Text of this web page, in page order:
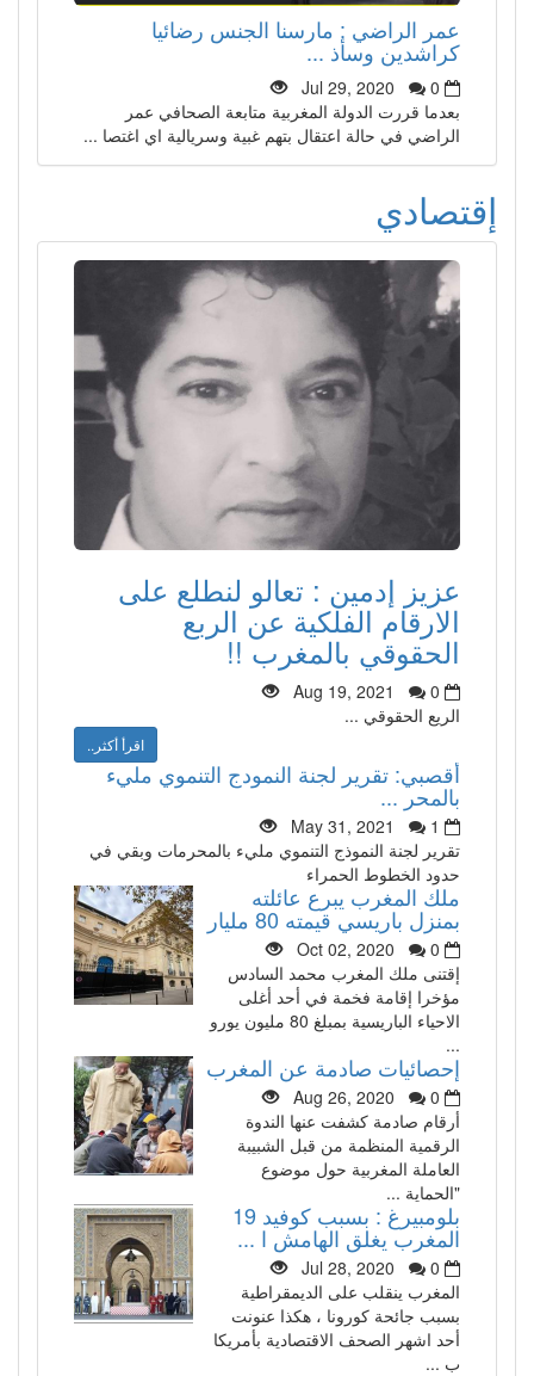
عمر الراضي : مارسنا الجنس رضائيا
كراشدين وسأذ ...
Jul 29, 2020
0
بعدما قررت الدولة المغربية متابعة الصحافي عمر
الراضي في حالة اعتقال بتهم غبية وسريالية اي اغتصا ...
إقتصادي
عزيز إدمين : تعالو لنطلع على
الارقام الفلكية عن الربع
الحقوقي بالمغرب !!
Aug 19, 2021
0
الريع الحقوقي ...
اقرأ أكثر..
أقصبي: تقرير لجنة النمودج التنموي مليء
بالمحر ...
May 31, 2021
1
تقرير لجنة النموذج التنموي مليء بالمحرمات وبقي في
حدود الخطوط الحمراء
ملك المغرب يبرع عائلته
بمنزل باريسي قيمته 80 مليار
Oct 02, 2020
0
إقتنى ملك المغرب محمد السادس
مؤخرا إقامة فخمة في أحد أغلى
الاحياء الباريسية بمبلغ 80 مليون يورو
...
إحصائيات صادمة عن المغرب
Aug 26, 2020
0
أرقام صادمة كشفت عنها الندوة
الرقمية المنظمة من قبل الشبيبة
العاملة المغربية حول موضوع
"الحماية ...
بلومبيرغ : بسبب كوفيد 19
المغرب يغلق الهامش ا ...
Jul 28, 2020
0
المغرب ينقلب على الديمقراطية
بسبب جائحة كورونا ، هكذا عنونت
أحد اشهر الصحف الاقتصادية بأمريكا
ب ...